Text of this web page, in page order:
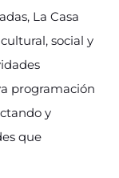
La Casa
social y
programación
y
que